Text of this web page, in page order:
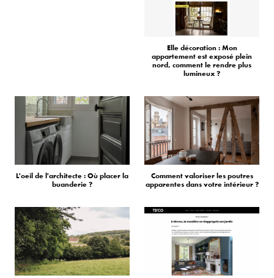
Elle décoration : Mon
appartement est exposé plein
nord, comment le rendre plus
lumineux ?
L'oeil de l'architecte : Où placer la
buanderie ?
Comment valoriser les poutres
apparentes dans votre intérieur ?